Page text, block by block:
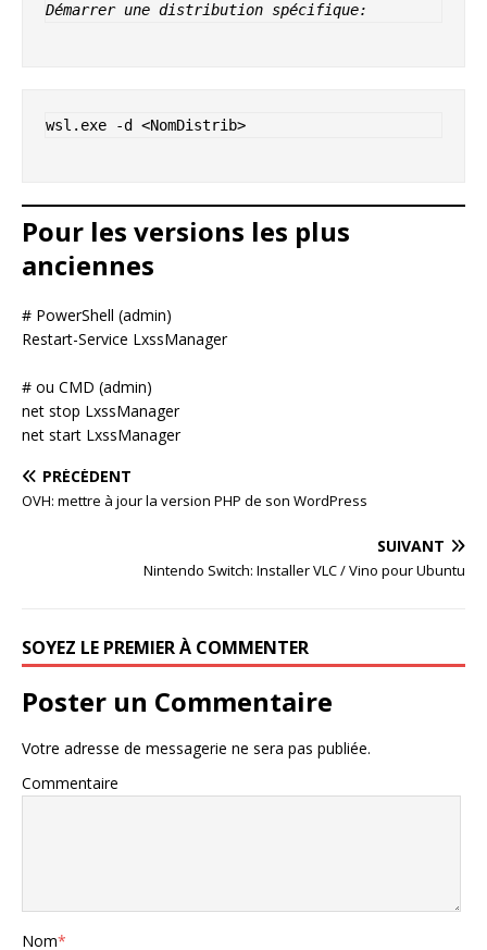
Démarrer une distribution spécifique:
Pour les versions les plus
anciennes
# PowerShell (admin)
Restart-Service LxssManager
# ou CMD (admin)
net stop LxssManager
net start LxssManager
PRÉCÉDENT
OVH: mettre à jour la version PHP de son WordPress
SUIVANT
Nintendo Switch: Installer VLC / Vino pour Ubuntu
SOYEZ LE PREMIER À COMMENTER
Poster un Commentaire
Votre adresse de messagerie ne sera pas publiée.
Commentaire
Nom*